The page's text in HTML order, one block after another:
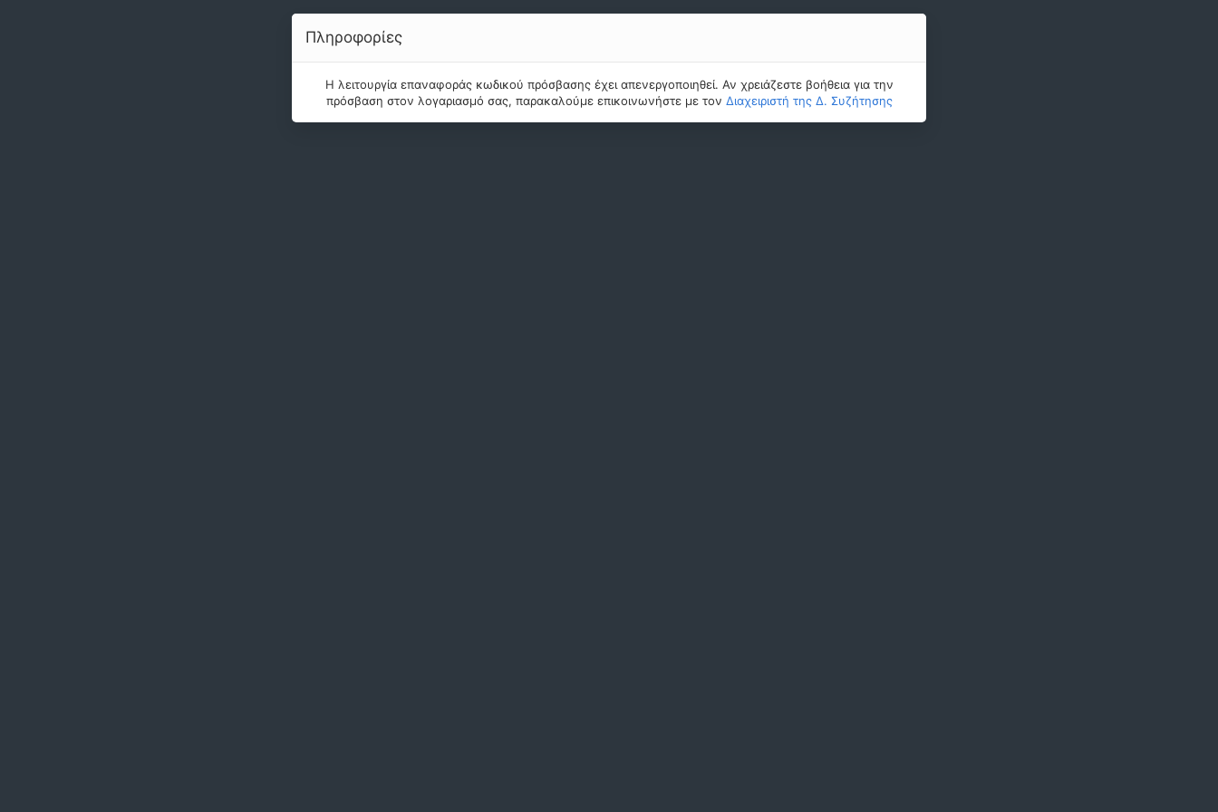
Πληροφορίες
Η λειτουργία επαναφοράς κωδικού πρόσβασης έχει απενεργοποιηθεί. Αν χρειάζεστε βοήθεια για την
πρόσβαση στον λογαριασμό σας, παρακαλούμε επικοινωνήστε με τον Διαχειριστή της Δ. Συζήτησης